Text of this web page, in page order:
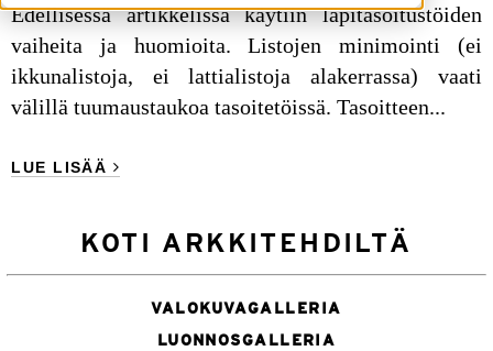
Edellisessä artikkelissa käytiin läpitasoitustöiden
vaiheita ja huomioita.
Listojen minimointi (ei
ikkunalistoja, ei lattialistoja alakerrassa) vaati
välillä tuumaustaukoa tasoitetöissä. Tasoitteen...
LUE LISÄÄ
KOTI ARKKITEHDILTÄ
VALOKUVAGALLERIA
LUONNOSGALLERIA